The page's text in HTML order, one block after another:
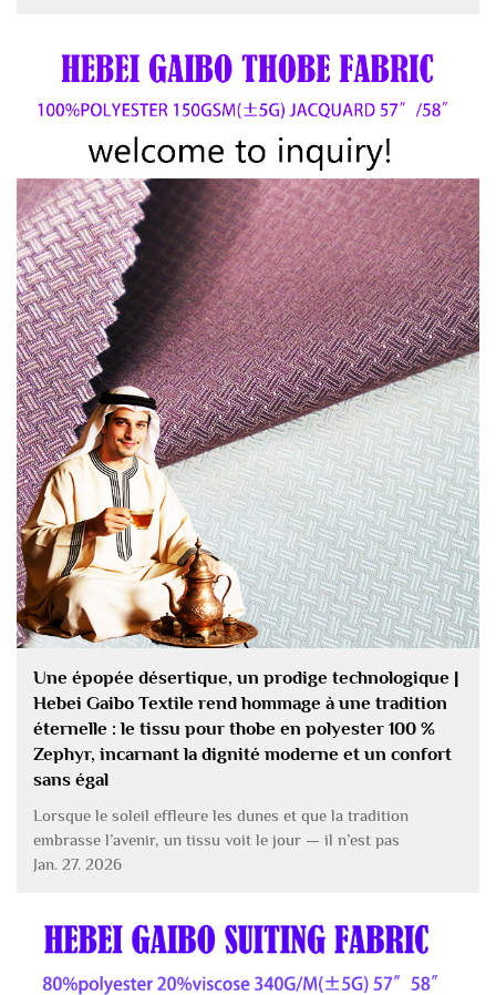
Une épopée désertique, un prodige technologique |
Hebei Gaibo Textile rend hommage à une tradition
éternelle : le tissu pour thobe en polyester 100 %
Zephyr, incarnant la dignité moderne et un confort
sans égal
Lorsque le soleil effleure les dunes et que la tradition
embrasse l’avenir, un tissu voit le jour — il n’est pas
seulement un vêtement pour le corps, mais un vecteur de
traditions…
Jan. 27. 2026